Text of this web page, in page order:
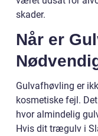
skader.
Når er
Gulvafhøvling er
kosmetiske fejl.
hvor almindelig
Hvis dit trægulv i